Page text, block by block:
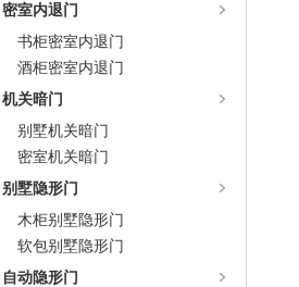
密室内退门
书柜密室内退门
酒柜密室内退门
机关暗门
别墅机关暗门
密室机关暗门
别墅隐形门
木柜别墅隐形门
软包别墅隐形门
自动隐形门